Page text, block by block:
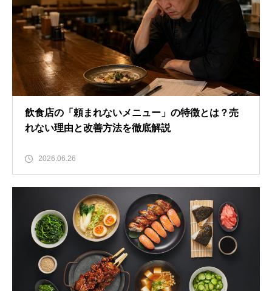
飲食店の「頼まれないメニュー」の特徴とは？売
れない理由と改善方法を徹底解説
2026.06.26